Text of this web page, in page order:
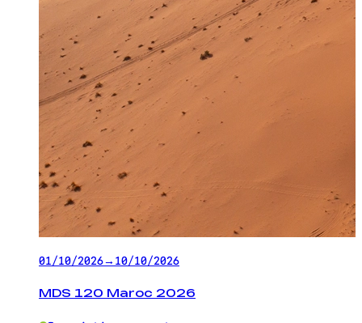
01/10/2026→ 10/10/2026
MDS 120 Maroc 2026